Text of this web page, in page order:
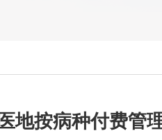
地按病种付费管